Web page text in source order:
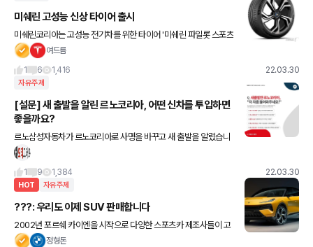
미쉐린 고성능 신상 타이어 출시
미쉐린코리아는 고성능 전기차를 위한 타이어 '미쉐린 파일롯 스포츠
EV(MICHELIN Pilot Sport EV)'를 출시했다고 30일 밝혔다. 미쉐
여드름
1
6 1,416 22.03.30
자유주제
[설문] 새 출발을 알린 르노코리아, 어떤 신차를 투입하면
좋을까요?
르노삼성자동차가 르노코리아로 사명을 바꾸고 새 출발을 알렸습니
다. 세롭게 출발한 르노코리아에서 만나보고 싶은 신차는 무엇인가
도
1 9 1,384 22.03.30
HOT 자유주제
???: 우리도 이제 SUV 판매합니다
2002년 포르쉐 카이엔을 시작으로 다양한 스포츠카 제조사들이 고
성능 SUV를 출시 할 동안 마이웨이로 뚝심있게 경량화 스포츠카만정형돈